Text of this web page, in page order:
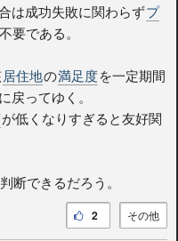
は成功失敗に関わらずプ
要である。
居住地の満足度を一定期間
戻ってゆく。
が低くなりすぎると友好関
断できるだろう。
その他
2